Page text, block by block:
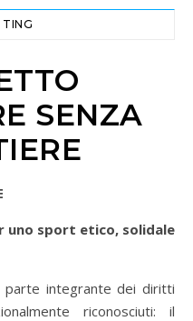
SENZA
uno sport etico, solidale
parte integrante dei diritti
riconosciuti: il